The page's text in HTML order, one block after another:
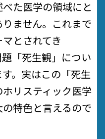
た医学の領域にと
ません。これまで
とされてき
「死生観」につい
。実はこの「死生
リスティック医学
特色と言えるので